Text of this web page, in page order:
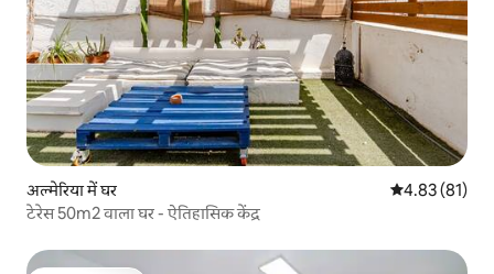
अल्मेरिया में घर औसत रेटिंग 5 में
4.83 (81)
टेरेस 50m2 वाला घर - ऐतिहासिक केंद्र